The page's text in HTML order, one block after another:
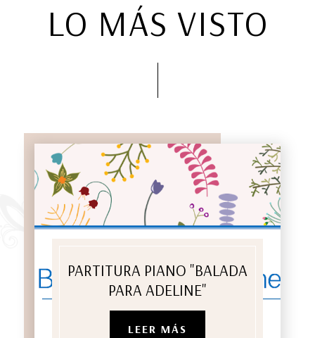
LO MÁS VISTO
PARTITURA PIANO "BALADA
PARA ADELINE"
LEER MÁS